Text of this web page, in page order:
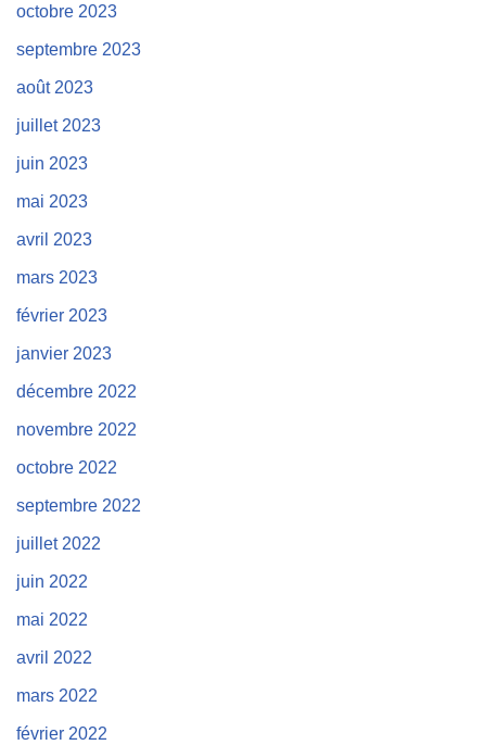
octobre 2023
septembre 2023
août 2023
juillet 2023
juin 2023
mai 2023
avril 2023
mars 2023
février 2023
janvier 2023
décembre 2022
novembre 2022
octobre 2022
septembre 2022
juillet 2022
juin 2022
mai 2022
avril 2022
mars 2022
février 2022